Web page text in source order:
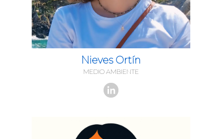
Nieves Ortín
MEDIO AMBIENTE